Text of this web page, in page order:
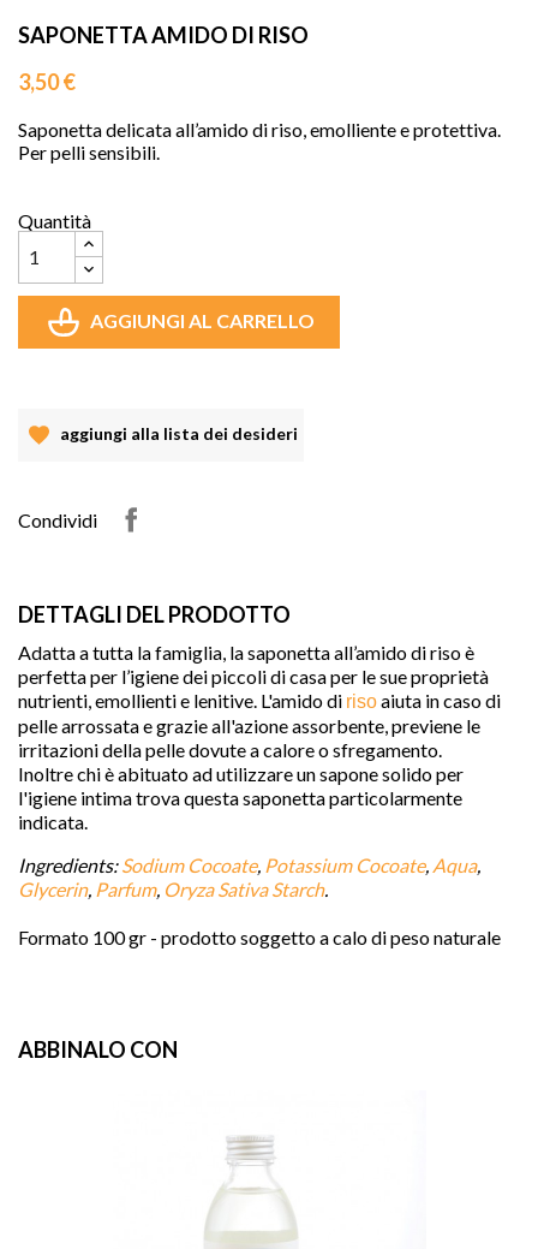
SAPONETTA AMIDO DI RISO
3,50 €
Saponetta delicata all’amido di riso, emolliente e protettiva.
Per pelli sensibili.
Quantità

AGGIUNGI AL CARRELLO
favorite
aggiungi alla lista dei desideri
Condividi
DETTAGLI DEL PRODOTTO
Adatta a tutta la famiglia, la saponetta all’amido di riso è
perfetta per l’igiene dei piccoli di casa per le sue proprietà
nutrienti, emollienti e lenitive. L'amido di risoaiuta in caso di
pelle arrossata e grazie all'azione assorbente, previene le
irritazioni della pelle dovute a calore o sfregamento.
Inoltre chi è abituato ad utilizzare un sapone solido per
l'igiene intima trova questa saponetta particolarmente
indicata.
Ingredients:Sodium Cocoate, Potassium Cocoate, Aqua
Glycerin, Parfum, Oryza Sativa Starch.
Formato 100 gr - prodotto soggetto a calo di peso naturale
ABBINALO CON